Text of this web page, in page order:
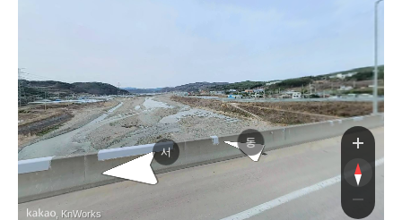
서
동
, KnWorks